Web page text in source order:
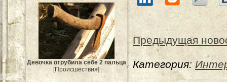
Девочка отрубила себе 2 пальца
[Происшествия]
Предыдущая
Категория: